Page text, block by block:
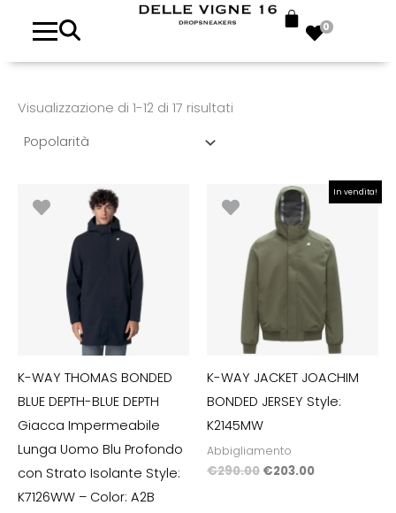
0
Visualizzazione di 1-12 di 17 risultati
Popolarità
K-WAY THOMAS BONDED
BLUE DEPTH-BLUE DEPTH
Giacca Impermeabile
Lunga Uomo Blu Profondo
con Strato Isolante Style:
K7126WW – Color: A2B
In vendita!
K-WAY JACKET JOACHIM
BONDED JERSEY Style:
K2145MW
Abbigliamento
€290.00
prezzo
originale
era:
€290.00.
€203.00
prezzo
è:
€203.00.